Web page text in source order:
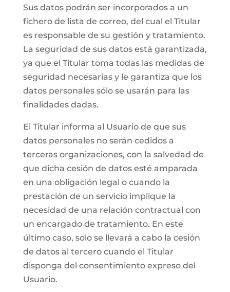
Sus datos podrán ser incorporados a un
fichero de lista de correo, del cual el Titular
es responsable de su gestión y tratamiento.
La seguridad de sus datos está garantizada,
ya que el Titular toma todas las medidas de
seguridad necesarias y le garantiza que los
datos personales sólo se usarán para las
finalidades dadas.
El Titular informa al Usuario de que sus
datos personales no serán cedidos a
terceras organizaciones, con la salvedad de
que dicha cesión de datos esté amparada
en una obligación legal o cuando la
prestación de un servicio implique la
necesidad de una relación contractual con
un encargado de tratamiento. En este
último caso, solo se llevará a cabo la cesión
de datos al tercero cuando el Titular
disponga del consentimiento expreso del
Usuario.